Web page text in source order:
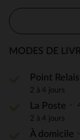
MODES DE
Point Relais
2 à 4 jours
La Poste
2 à 4 jours
À domicile